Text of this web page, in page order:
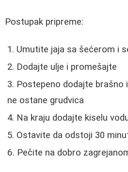
Postupak pripreme:
Umutite jaja sa šećerom i
Dodajte ulje i promešajte
Postepeno dodajte brašno
ne ostane grudvica
Na kraju dodajte kiselu
Ostavite da odstoji 30
Pečite na dobro